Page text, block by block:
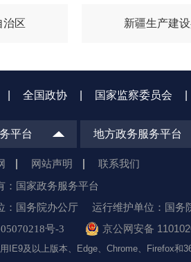
治区 新疆生产建
全国政协 国家监察委员会
平台 地方政务服务平台
网站声明 联系我们
：国家政务服务平台
：国务院办公厅
运行维护单位：国务
号-3 京公网安备
IE9及以上版本、Edge、Chrome、Firefox和